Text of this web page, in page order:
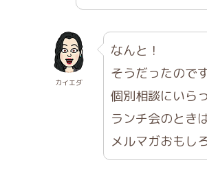
カイエダ
なんと！
そうだったので
個別相談にいら
ランチ会のとき
メルマガおもし